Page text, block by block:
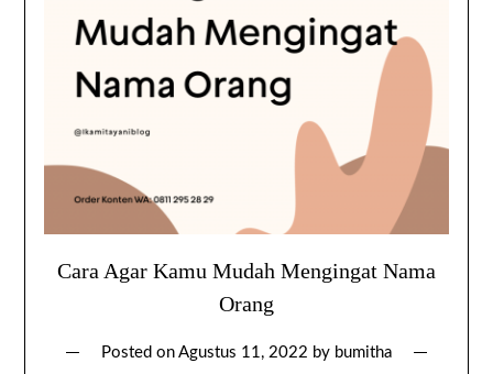
Cara Agar Kamu Mudah Mengingat Nama
Orang
Posted on Agustus 11, 2022 by bumitha